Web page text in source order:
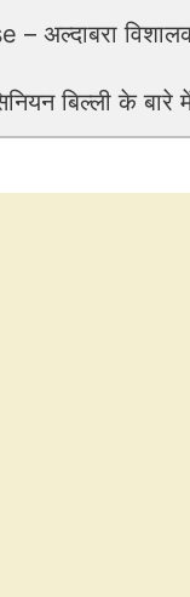
अल्दाबरा
बिल्ली के बारे